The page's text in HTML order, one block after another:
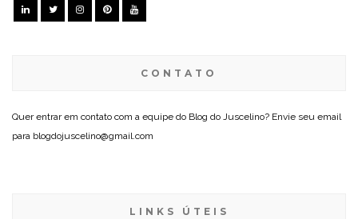
CONTATO
Quer entrar em contato com a equipe do Blog do Juscelino? Envie seu email
para blogdojuscelino@gmail.com
LINKS ÚTEIS